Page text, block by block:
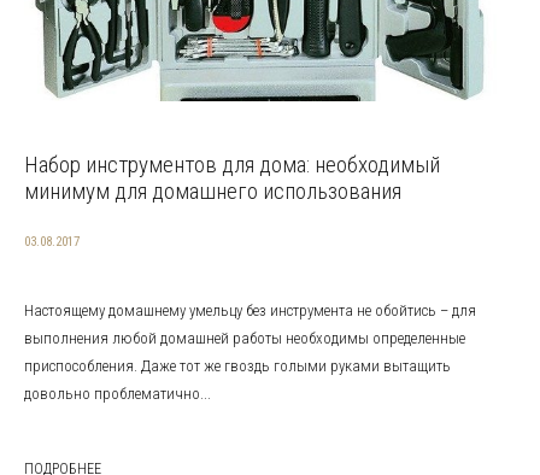
Набор инструментов для дома: необходимый
минимум для домашнего использования
03.08.2017
Настоящему домашнему умельцу без инструмента не обойтись – для
выполнения любой домашней работы необходимы определенные
приспособления. Даже тот же гвоздь голыми руками вытащить
довольно проблематично...
ПОДРОБНЕЕ